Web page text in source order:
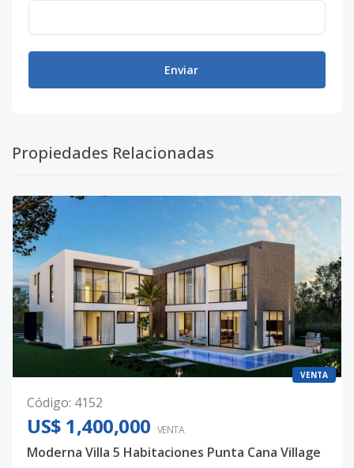
Enviar
Propiedades Relacionadas
VENTA
Código: 4152
US$ 1,400,000 VENTA
Moderna Villa 5 Habitaciones Punta Cana Village